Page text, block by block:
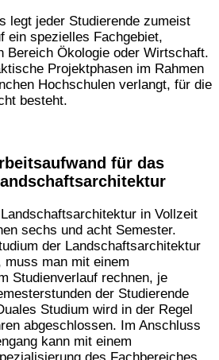
legt jeder Studierende zumeist
ein spezielles Fachgebiet,
Bereich Ökologie oder Wirtschaft.
Projektphasen im Rahmen
Hochschulen verlangt, für die
besteht.
für das
in Vollzeit
sechs und acht Semester.
der Landschaftsarchitektur
muss man mit einem
Studienverlauf rechnen, je
der Studierende
Studium wird in der Regel
abgeschlossen. Im Anschluss
kann mit einem
des Fachbereiches